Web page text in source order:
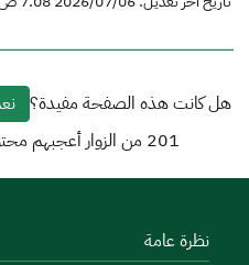
هل كانت هذه الصفحة مفيدة؟
201 من الزوار أعجبهم
نظرة عامة